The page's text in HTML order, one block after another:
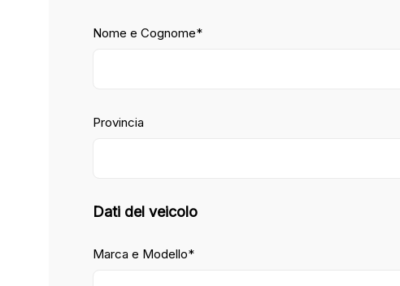
Nome e Cognome*
Provincia
Dati del veicolo
Marca e Modello*